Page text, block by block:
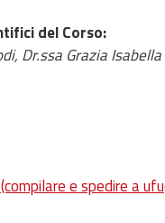
del Corso:
Dr.ssa Grazia
e spedire a